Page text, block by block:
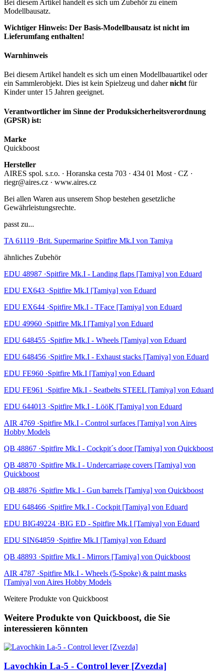
Bei diesem Artikel handelt es sich um Zubehör zu einem
Modellbausatz.
Wichtiger Hinweis: Der Basis-Modellbausatz ist nicht im
Lieferumfang enthalten!
Warnhinweis
Bei diesem Artikel handelt es sich um einen Modellbauartikel oder
ein Sammlerobjekt. Dies ist kein Spielzeug und dahernicht für
Kinder unter 15 Jahren geeignet.
Verantwortlicher im Sinne der Produksicherheitsverordnung
(GPSR) ist:
Marke
Quickboost
Hersteller
AIRES spol. s.r.o. · Horanska cesta 703 · 434 01 Most · CZ ·
riegr@aires.cz · www.aires.cz
Bei allen Waren aus unserem Shop bestehen gesetzliche
Gewährleistungsrechte.
passt zu...
TA 61119 ·Brit. Supermarine Spitfire Mk.I von Tamiya
ähnliches Zubehör
EDU 48987 ·Spitfire Mk.I - Landing flaps [Tamiya] von Eduard
EDU EX643 ·Spitfire Mk.I [Tamiya] von Eduard
EDU EX644 ·Spitfire Mk.I - TFace [Tamiya] von Eduard
EDU 49960 ·Spitfire Mk.I [Tamiya] von Eduard
EDU 648455 ·Spitfire Mk.I - Wheels [Tamiya] von Eduard
EDU 648456 ·Spitfire Mk.I - Exhaust stacks [Tamiya] von Eduard
EDU FE960 ·Spitfire Mk.I [Tamiya] von Eduard
EDU FE961 ·Spitfire Mk.I - Seatbelts STEEL [Tamiya] von Eduard
EDU 644013 ·Spitfire Mk.I - LööK [Tamiya] von Eduard
AIR 4769 ·Spitfire Mk.I - Control surfaces [Tamiya] von Aires
Hobby Models
QB 48867 ·Spitfire Mk.I - Cockpit´s door [Tamiya] von Quickboost
QB 48870 ·Spitfire Mk.I - Undercarriage covers [Tamiya] von
Quickboost
QB 48876 ·Spitfire Mk.I - Gun barrels [Tamiya] von Quickboost
EDU 648466 ·Spitfire Mk.I - Cockpit [Tamiya] von Eduard
EDU BIG49224 ·BIG ED - Spitfire Mk.I [Tamiya] von Eduard
EDU SIN64859 ·Spitfire Mk.I [Tamiya] von Eduard
QB 48893 ·Spitfire Mk.I - Mirrors [Tamiya] von Quickboost
AIR 4787 ·Spitfire Mk.I - Wheels (5-Spoke) & paint masks
[Tamiya] von Aires Hobby Models
Weitere Produkte von Quickboost
Weitere Produkte von Quickboost, die Sie
interessieren könnten
Lavochkin La-5 - Control lever [Zvezda]